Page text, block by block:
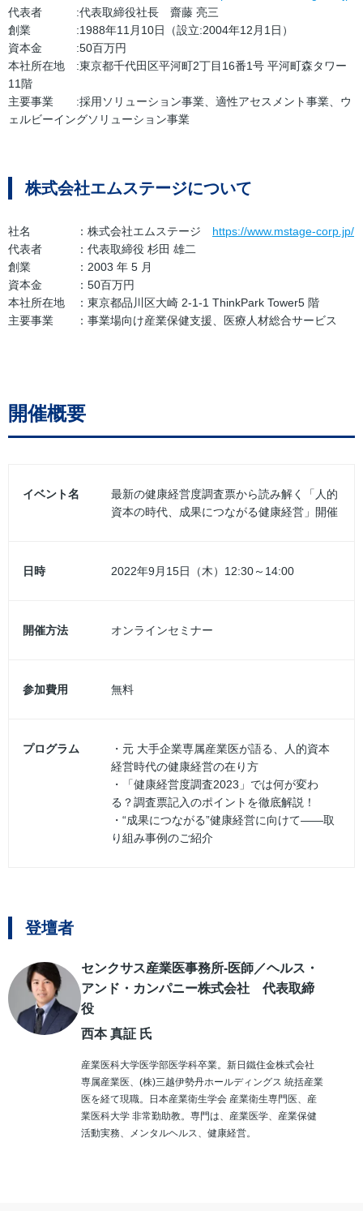
代表者 :代表取締役社長 齋藤 亮三
創業 :1988年11月10日（設立:2004年12月1日）
資本金 :50百万円
本社所在地 :東京都千代田区平河町2丁目16番1号 平河町森タワー
11階
主要事業 :採用ソリューション事業、適性アセスメント事業、ウ
ェルビーイングソリューション事業
株式会社エムステージについて
社名 ：株式会社エムステージ https://www.mstage-corp.jp/
代表者 ：代表取締役 杉田 雄二
創業 ：2003 年 5 月
資本金 ：50百万円
本社所在地 ：東京都品川区大崎 2-1-1 ThinkPark Tower5 階
主要事業 ：事業場向け産業保健支援、医療人材総合サービス
開催概要
イベント名
最新の健康経営度調査票から読み解く「人的
資本の時代、成果につながる健康経営」開催
日時 2022年9月15日（木）12:30～14:00
開催方法 オンラインセミナー
参加費用 無料
プログラム
・元 大手企業専属産業医が語る、人的資本
経営時代の健康経営の在り方
・「健康経営度調査2023」では何が変わ
る？調査票記入のポイントを徹底解説！
・“成果につながる”健康経営に向けて――取
り組み事例のご紹介
登壇者
センクサス産業医事務所-医師／ヘルス・
アンド・カンパニー株式会社 代表取締
役
西本 真証 氏
産業医科大学医学部医学科卒業。新日鐵住金株式会社
専属産業医、(株)三越伊勢丹ホールディングス 統括産業
医を経て現職。日本産業衛生学会 産業衛生専門医、産
業医科大学 非常勤助教。専門は、産業医学、産業保健
活動実務、メンタルヘルス、健康経営。